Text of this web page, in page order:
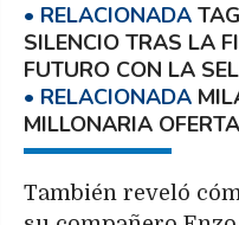
SILENCIO TRAS LA
FUTURO CON LA
MILLONARIA
También reveló